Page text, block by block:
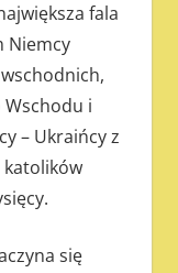
fala
Niemcy
Wschodu i
– Ukraińcy z
katolików
się